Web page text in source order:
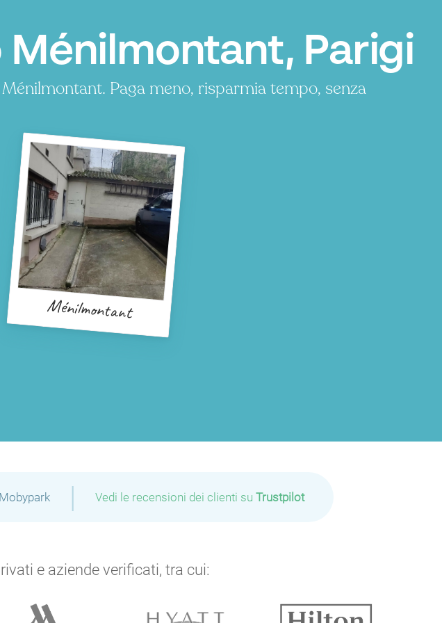
Parigi
Paga meno, risparmia tempo, senza
Ménilmontant
| Vedi le recensioni dei clienti su Trustpilot
e aziende verificati, tra cui: